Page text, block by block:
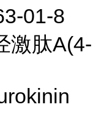
01-8
激肽A(4-